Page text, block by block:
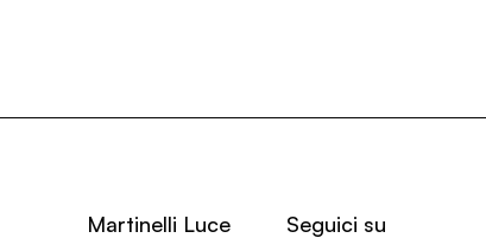
Martinelli Luce Seguici su